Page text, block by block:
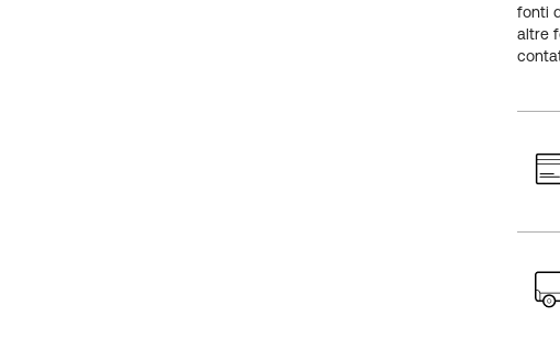
fonti
altre